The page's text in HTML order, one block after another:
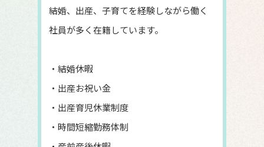
結婚、出産、子育てを経験しながら働く
社員が多く在籍しています。
・結婚休暇
・出産お祝い金
・出産育児休業制度
・時間短縮勤務体制